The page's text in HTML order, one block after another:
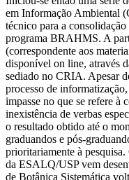
em Informação Ambiental
técnico para a
programa BRAHMS. A
(correspondente aos
disponível on line, através
sediado no CRIA. Apesar
processo de
impasse no que se refere à
inexistência de verbas
o resultado obtido até o
graduandos e pós-
prioritariamente à
da ESALQ/USP vem
de Botânica Sistemática